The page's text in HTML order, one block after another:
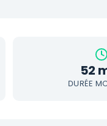
52
DURÉE